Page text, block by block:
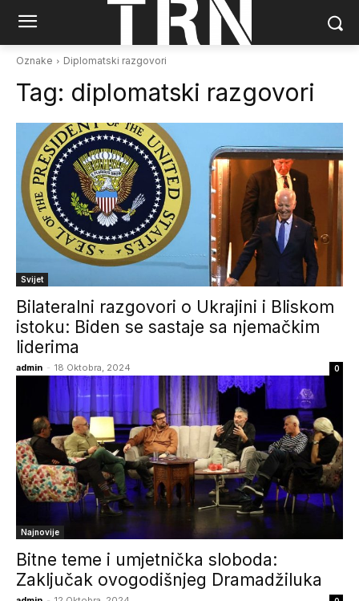
Oznake Diplomatski razgovori
Tag: diplomatski razgovori
Svijet
Bilateralni razgovori o Ukrajini i Bliskom
istoku: Biden se sastaje sa njemačkim
liderima
admin - 18 Oktobra, 2024 0
Najnovije
Bitne teme i umjetnička sloboda:
Zaključak ovogodišnjeg Dramadžiluka